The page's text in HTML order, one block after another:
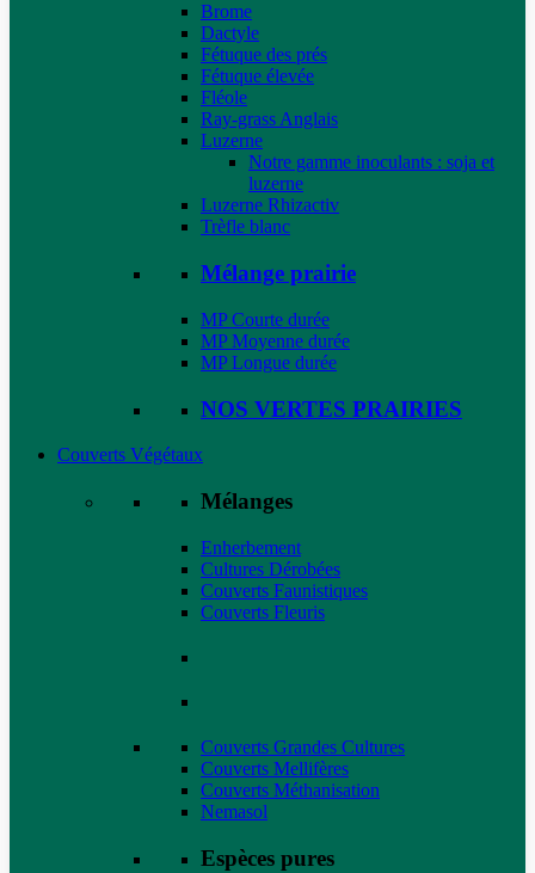
Brome
Dactyle
Fétuque des prés
Fétuque élevée
Fléole
Ray-grass Anglais
Luzerne
Notre gamme inoculants : soja et
luzerne
Luzerne Rhizactiv
Trèfle blanc
Mélange prairie
MP Courte durée
MP Moyenne durée
MP Longue durée
NOS VERTES PRAIRIES
Couverts Végétaux
Mélanges
Enherbement
Cultures Dérobées
Couverts Faunistiques
Couverts Fleuris
Couverts Grandes Cultures
Couverts Mellifères
Couverts Méthanisation
Nemasol
Espèces pures